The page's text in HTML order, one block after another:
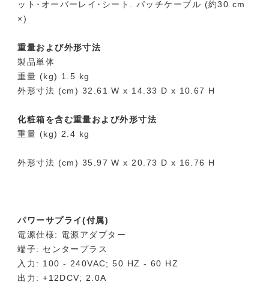
ット･オーバーレイ･シート. パッチケーブル (約30 cm
×)
重量および外形寸法
製品単体
重量 (kg) 1.5 kg
外形寸法 (cm) 32.61 W x 14.33 D x 10.67 H
化粧箱を含む重量および外形寸法
重量 (kg) 2.4 kg
外形寸法 (cm) 35.97 W x 20.73 D x 16.76 H
パワーサプライ(付属)
電源仕様: 電源アダプター
端子: センタープラス
入力: 100 - 240VAC; 50 HZ - 60 HZ
出力: +12DCV; 2.0A